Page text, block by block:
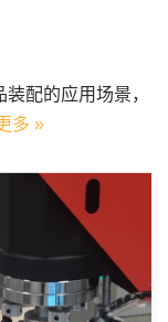
配的应用场景，
多 »